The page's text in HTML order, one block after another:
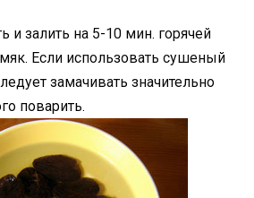
и залить на 5-10 мин. горячей
Если использовать сушеный
замачивать значительно
поварить.